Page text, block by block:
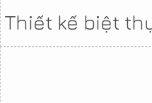
Thiết kế biệt